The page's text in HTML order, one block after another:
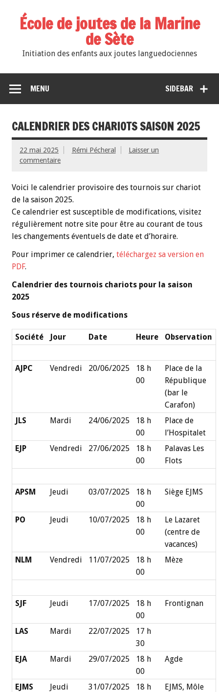
École de joutes de la Marine
de Sète
Initiation des enfants aux joutes languedociennes
SIDEBAR
MENU
CALENDRIER DES CHARIOTS SAISON 2025
22 mai 2025 Rémi Pécheral
Laisser un
commentaire
Voici le calendrier provisoire des tournois sur chariot
de la saison 2025.
Ce calendrier est susceptible de modifications, visitez
régulièrement notre site pour être au courant de tous
les changements éventuels de date et d’horaire.
Pour imprimer ce calendrier, téléchargez sa version en
PDF.
Calendrier des tournois chariots pour la saison
2025
Sous réserve de modifications
Société Jour Date Heure Observation
AJPC Vendredi 20/06/2025
18 h
00
Place de la
République
(bar le
Carafon)
JLS
Mardi 24/06/2025
18 h
00
Place de
l’Hospitalet
EJP
Vendredi 27/06/2025
18 h
00
Palavas Les
Flots
APSM Jeudi 03/07/2025
18 h
00
Siège EJMS
PO Jeudi 10/07/2025
18 h
00
Le Lazaret
(centre de
vacances)
NLM
Vendredi 11/07/2025
18 h
00
Mèze
SJF Jeudi 17/07/2025
18 h
00
Frontignan
LAS Mardi 22/07/2025
17 h
30
EJA
Mardi 29/07/2025
18 h
00
Agde
EJMS Jeudi 31/07/2025
18 h
EJMS, Môle